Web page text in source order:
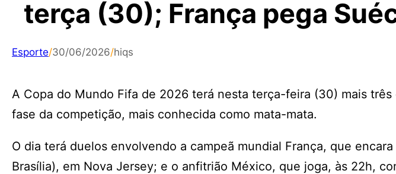
terça (30); França pega
Esporte/30/06/2026/hiqs
A Copa do Mundo Fifa de 2026 terá nesta terça-feira (30) mais
fase da competição, mais conhecida como mata-mata.
O dia terá duelos envolvendo a campeã mundial França, que
Brasília), em Nova Jersey; e o anfitrião México, que joga, às 22h,